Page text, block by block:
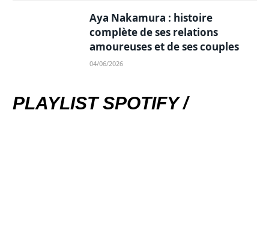
Aya Nakamura : histoire
complète de ses relations
amoureuses et de ses couples
04/06/2026
PLAYLIST SPOTIFY /